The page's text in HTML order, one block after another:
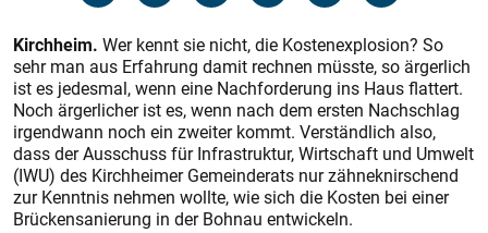
Kirchheim. Wer kennt sie nicht, die Kostenexplosion? So
sehr man aus Erfahrung damit rechnen müsste, so ärgerlich
ist es jedesmal, wenn eine Nachforderung ins Haus flattert.
Noch ärgerlicher ist es, wenn nach dem ersten Nachschlag
irgendwann noch ein zweiter kommt. Verständlich also,
dass der Ausschuss für Infrastruktur, Wirtschaft und Umwelt
(IWU) des Kirchheimer Gemeinderats nur zähneknirschend
zur Kenntnis nehmen wollte, wie sich die Kos­ten bei einer
Brückensanierung in der Bohnau entwickeln.